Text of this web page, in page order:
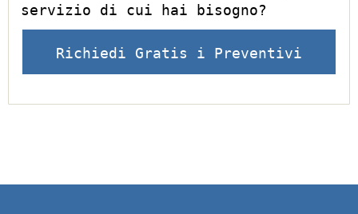
servizio di cui hai bisogno?
Richiedi Gratis i Preventivi